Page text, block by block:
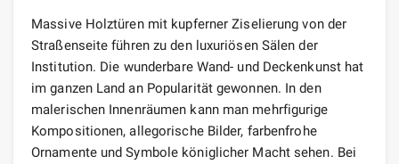
Massive Holztüren mit kupferner Ziselierung von der
Straßenseite führen zu den luxuriösen Sälen der
Institution. Die wunderbare Wand- und Deckenkunst hat
im ganzen Land an Popularität gewonnen. In den
malerischen Innenräumen kann man mehrfigurige
Kompositionen, allegorische Bilder, farbenfrohe
Ornamente und Symbole königlicher Macht sehen. Bei